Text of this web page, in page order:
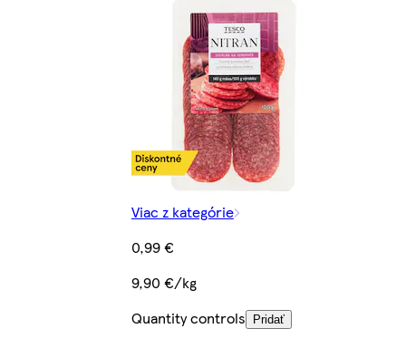
Viac z kategórie
0,99 €
9,90 €/kg
Quantity controls
Pridať